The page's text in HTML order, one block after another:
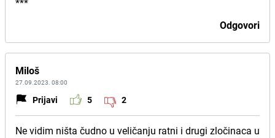
***
Odgovori
Miloš
27.09.2023. 08:00
Prijavi 5 2
Ne vidim ništa čudno u veličanju ratni i drugi zločinaca u